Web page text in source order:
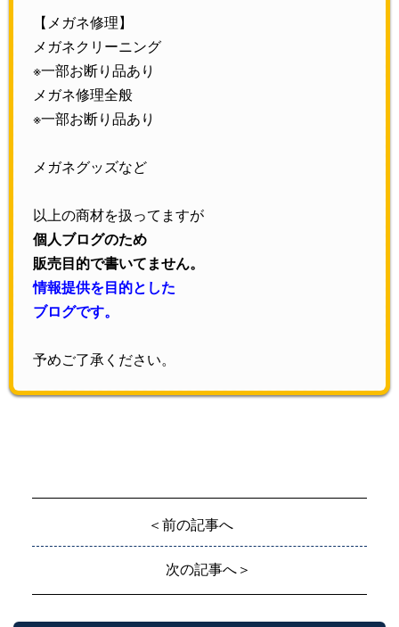
【メガネ修理】
メガネクリーニング
※一部お断り品あり
メガネ修理全般
※一部お断り品あり
メガネグッズなど
以上の商材を扱ってますが
個人ブログのため
販売目的で書いてません。
情報提供を目的とした
ブログです。
予めご了承ください。
＜前の記事へ
次の記事へ＞